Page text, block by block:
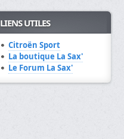
LIENS UTILES
Citroën Sport
La boutique La Sax'
Le Forum La Sax'